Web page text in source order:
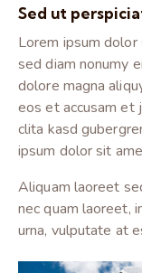
Sed ut
Lorem ipsum
sed diam nonumy
dolore magna
eos et accusam et
clita kasd
ipsum dolor sit
Aliquam laoreet
nec quam laoreet,
urna, vulputate at